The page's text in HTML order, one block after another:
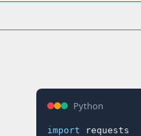
Python
import requests